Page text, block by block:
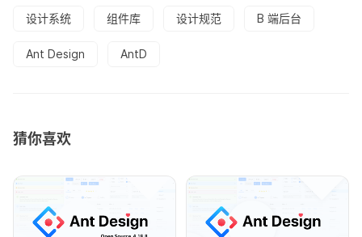
设计系统 组件库 设计规范 B 端后台
Ant Design AntD
猜你喜欢